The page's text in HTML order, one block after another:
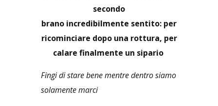
secondo
brano incredibilmente sentito: per
ricominciare dopo una rottura, per
calare finalmente un sipario
Fingi di stare bene mentre dentro siamo
solamente marci